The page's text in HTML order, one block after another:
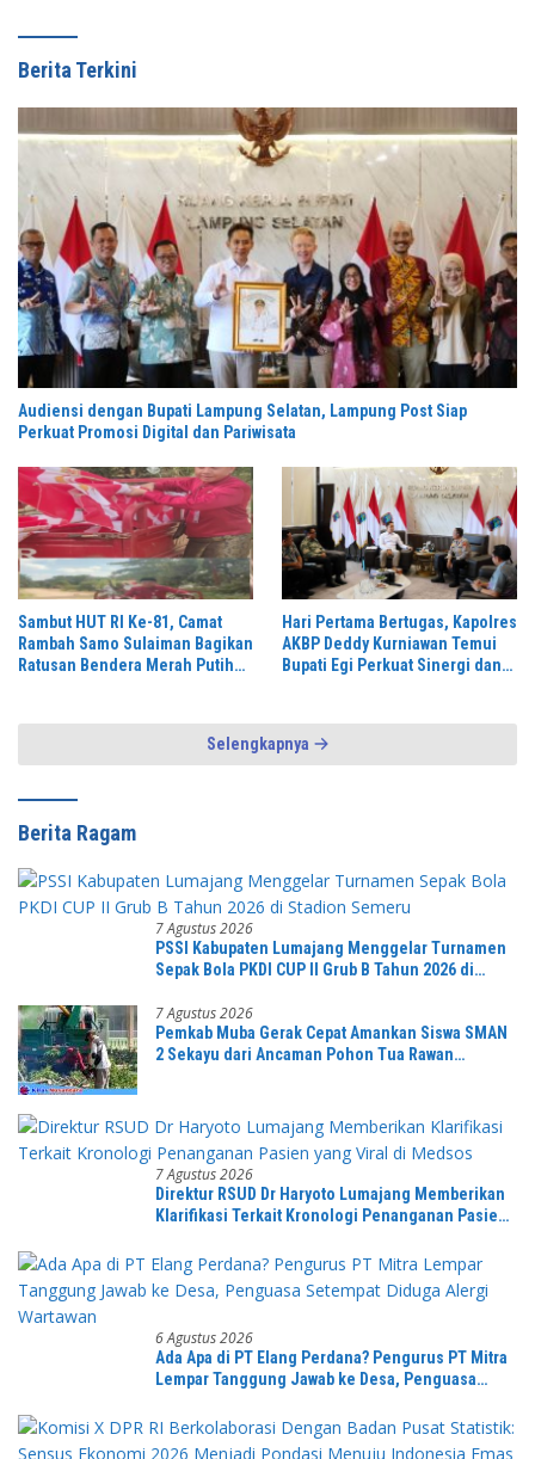
Berita Terkini
Audiensi dengan Bupati Lampung Selatan, Lampung Post Siap
Perkuat Promosi Digital dan Pariwisata
Sambut HUT RI Ke-81, Camat
Rambah Samo Sulaiman Bagikan
Ratusan Bendera Merah Putih
Hari Pertama Bertugas, Kapolres
AKBP Deddy Kurniawan Temui
Bupati Egi Perkuat Sinergi dan
Selengkapnya
Berita Ragam
7 Agustus 2026
PSSI Kabupaten Lumajang Menggelar Turnamen
Sepak Bola PKDI CUP II Grub B Tahun 2026 di
7 Agustus 2026
Pemkab Muba Gerak Cepat Amankan Siswa SMAN
2 Sekayu dari Ancaman Pohon Tua Rawan
7 Agustus 2026
Direktur RSUD Dr Haryoto Lumajang Memberikan
Klarifikasi Terkait Kronologi Penanganan Pasien
6 Agustus 2026
Ada Apa di PT Elang Perdana? Pengurus PT Mitra
Lempar Tanggung Jawab ke Desa, Penguasa